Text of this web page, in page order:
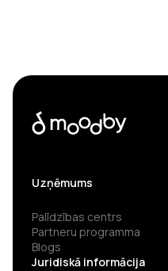
Uzņēmums
Palīdzības centrs
Partneru programma
Blogs
Juridiskā informācija